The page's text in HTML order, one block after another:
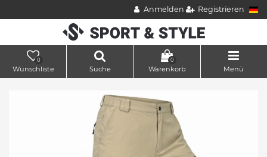
Anmelden Registrieren
0
Wunschliste Suche
0
Warenkorb Menü